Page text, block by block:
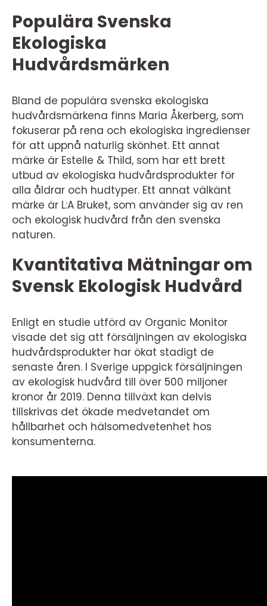
Populära Svenska
Ekologiska
Hudvårdsmärken
Bland de populära svenska ekologiska
hudvårdsmärkena finns Maria Åkerberg, som
fokuserar på rena och ekologiska ingredienser
för att uppnå naturlig skönhet. Ett annat
märke är Estelle & Thild, som har ett brett
utbud av ekologiska hudvårdsprodukter för
alla åldrar och hudtyper. Ett annat välkänt
märke är L:A Bruket, som använder sig av ren
och ekologisk hudvård från den svenska
naturen.
Kvantitativa Mätningar om
Svensk Ekologisk Hudvård
Enligt en studie utförd av Organic Monitor
visade det sig att försäljningen av ekologiska
hudvårdsprodukter har ökat stadigt de
senaste åren. I Sverige uppgick försäljningen
av ekologisk hudvård till över 500 miljoner
kronor år 2019. Denna tillväxt kan delvis
tillskrivas det ökade medvetandet om
hållbarhet och hälsomedvetenhet hos
konsumenterna.